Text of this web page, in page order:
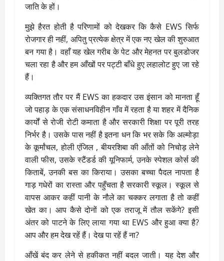
जाति के हों।
मुझे हैरत होती है परिणामों को देखकर कि कैसे EWS सिर्फ
रोजगार ही नहीं, अपितु प्रत्येक क्षेत्र में एक नए खेल की शुरुआत
बन गया है। वहाँ यह खेल गरीब के पेट और मेहनत पर बुलडोजर
चला रहा है और हम आँखों पर पट्टी बाँधे हुए लहालोट हुए जा रहे
हैं।
व्यक्तिगत तौर पर मैं EWS का हकदार उस इंसान को मानता हूँ
जो पहाड़ के एक संसाधनविहीन गाँव में रहता है या शहर में दैनिक
कार्यों से रोजी रोटी कमाता है और सरकारी शिक्षा पर पूरी तरह
निर्भर है। उसके पास नहीं है इतना धन कि भर सके कि अल्मोड़ा
के कूर्मांचल, होली एंजिल , बीयरशिबा की आँतों को निचोड़ लेने
वाली फीस, उसके स्टैंडर्ड की यूनिफार्म, उनके स्पेशल कोर्स की
किताबें, उनकी बस का किराया। उसका बच्चा पैदल नापता है
गाड़ गधेरों का रास्ता और पहुँचता है सरकारी स्कूल। स्कूल से
वापस आकर कहीं पानी के नौले का चक्कर लगाता है तो कहीं
खेत का। आप कैसे दोनों को एक तराजू में तौल सकेंगे? इसी
अंतर को पाटने के लिए लाया गया था EWS और हुआ क्या है?
आप और हम देख रहें हैं। देख पा रहें हैं ना?
आँखें बंद कर लेने से हकीकत नहीं बदल जाती। यह देश और